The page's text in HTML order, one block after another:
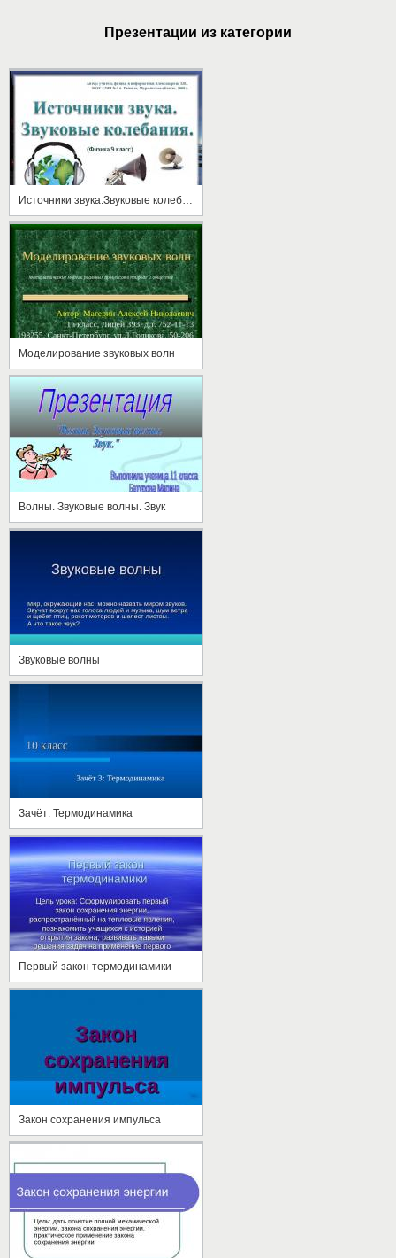
Презентации из категории
Моделирование звуковых волн
Волны. Звуковые волны. Звук
Звуковые волны
Зачёт: Термодинамика
Первый закон термодинамики
Закон сохранения импульса